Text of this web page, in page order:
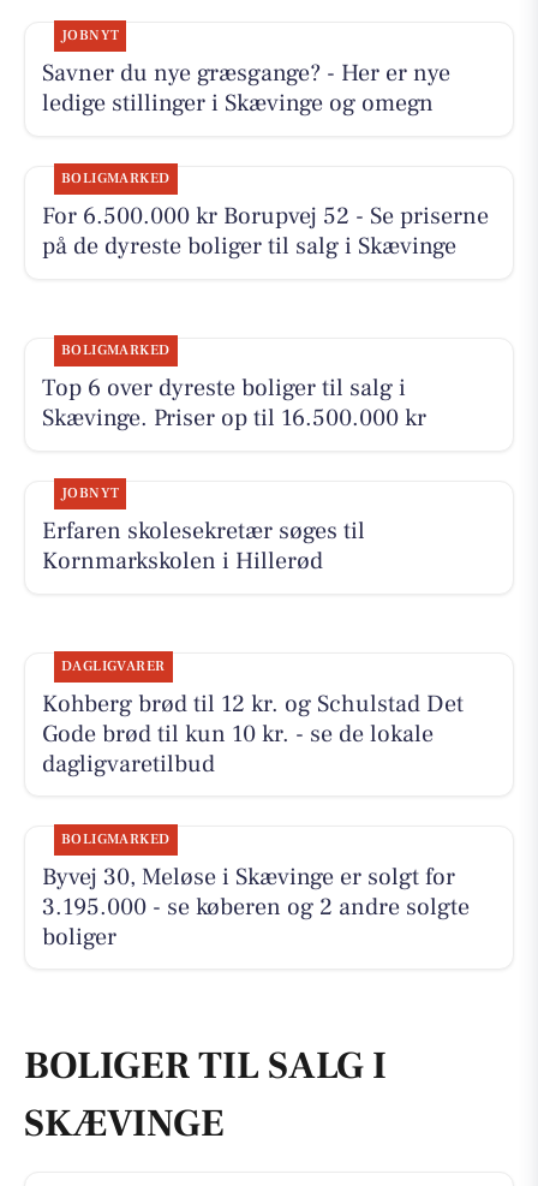
JOBNYT
Savner du nye græsgange? - Her er nye
ledige stillinger i Skævinge og omegn
BOLIGMARKED
For 6.500.000 kr Borupvej 52 - Se priserne
på de dyreste boliger til salg i Skævinge
BOLIGMARKED
Top 6 over dyreste boliger til salg i
Skævinge. Priser op til 16.500.000 kr
JOBNYT
Erfaren skolesekretær søges til
Kornmarkskolen i Hillerød
DAGLIGVARER
Kohberg brød til 12 kr. og Schulstad Det
Gode brød til kun 10 kr. - se de lokale
dagligvaretilbud
BOLIGMARKED
Byvej 30, Meløse i Skævinge er solgt for
3.195.000 - se køberen og 2 andre solgte
boliger
BOLIGER TIL SALG I
SKÆVINGE